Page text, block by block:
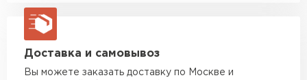
Машина до 20 тн до 80 м3
макс. длина груза 13,5 м
Манипулятор до 5 тн
Доставка и самовывоз
Вы можете заказать доставку по Москве и